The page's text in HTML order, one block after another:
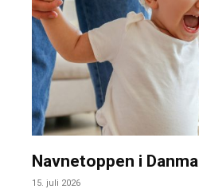
Navnetoppen i
15. juli 2026